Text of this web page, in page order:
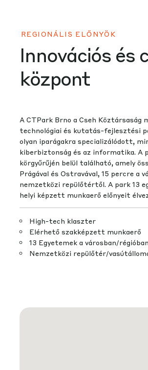
REGIONÁLIS ELŐNYÖK
Innovációs és
központ
A CTPark Brno a Cseh Köztársaság
technológiai és kutatás-fejlesztési
olyan iparágakra specializálódott,
kiberbiztonság és az informatika. A
körgyűrűjén belül található, amely
Prágával és Ostravával, 15 percre a
nemzetközi repülőtértől. A park 13
helyi képzett munkaerő előnyeit
High-tech klaszter
Elérhető szakképzett munkaerő
13 Egyetemek a városban/régióban
Nemzetközi repülőtér/